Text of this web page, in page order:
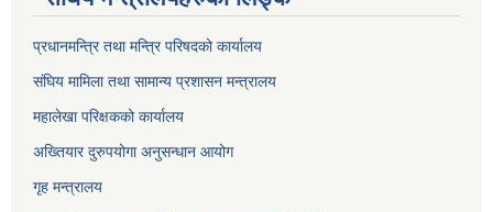
प्रधानमन्त्रि तथा मन्त्रि परिषदको कार्यालय
संघिय मामिला तथा सामान्य प्रशासन मन्त्रालय
महालेखा परिक्षकको कार्यालय
अख्तियार दुरुपयोगा अनुसन्धान आयोग
गृह मन्त्रालय